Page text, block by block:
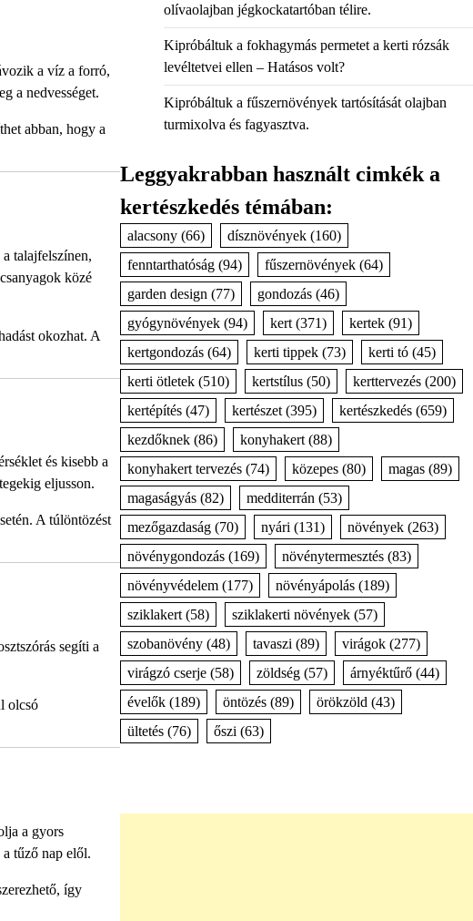
a víz a forró,
a nedvességet.
abban, hogy a
talajfelszínen,
közé
okozhat. A
és kisebb a
eljusson.
A túlöntözést
segíti a
olcsó
a gyors
tűző nap elől.
így
olívaolajban jégkockatartóban télire.
Kipróbáltuk a fokhagymás permetet a kerti rózsák
levéltetvei ellen – Hatásos volt?
Kipróbáltuk a fűszernövények tartósítását olajban
turmixolva és fagyasztva.
Leggyakrabban használt cimkék a
kertészkedés témában:
alacsony(66) dísznövények(160)
fenntarthatóság(94) fűszernövények(64)
garden design (77) gondozás(46)
gyógynövények(94) kert(371) kertek(91)
kertgondozás(64) kerti tippek(73) kerti tó(45)
kerti ötletek(510) kertstílus(50) kerttervezés(200)
kertépítés(47) kertészet(395) kertészkedés(659)
kezdőknek(86) konyhakert(88)
konyhakert tervezés(74) közepes(80) magas(89)
magaságyás(82) medditerrán (53)
mezőgazdaság(70) nyári (131) növények(263)
növénygondozás(169) növénytermesztés(83)
növényvédelem(177) növényápolás(189)
sziklakert(58) sziklakerti növények(57)
szobanövény(48) tavaszi (89) virágok(277)
virágzó cserje(58) zöldség(57) árnyéktűrő(44)
évelők(189) öntözés(89) örökzöld (43)
ültetés(76) őszi (63)